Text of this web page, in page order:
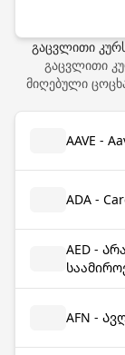
გაცვლითი
გაცვლითი
მიღებული
AAVE -
ADA -
AED -
AFN -